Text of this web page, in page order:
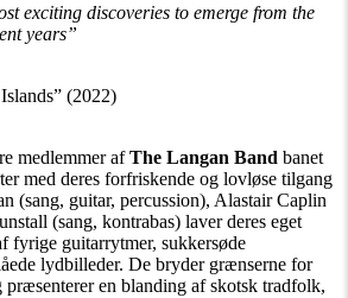
exciting discoveries to emerge from the
years”
(2022)
medlemmer afThe Langan Band banet
med deres forfriskende og lovløse tilgang
(sang, guitar, percussion), Alastair Caplin
(sang, kontrabas) laver deres eget
fyrige guitarrytmer, sukkersøde
lydbilleder. De bryder grænserne for
en blanding af skotsk tradfolk,